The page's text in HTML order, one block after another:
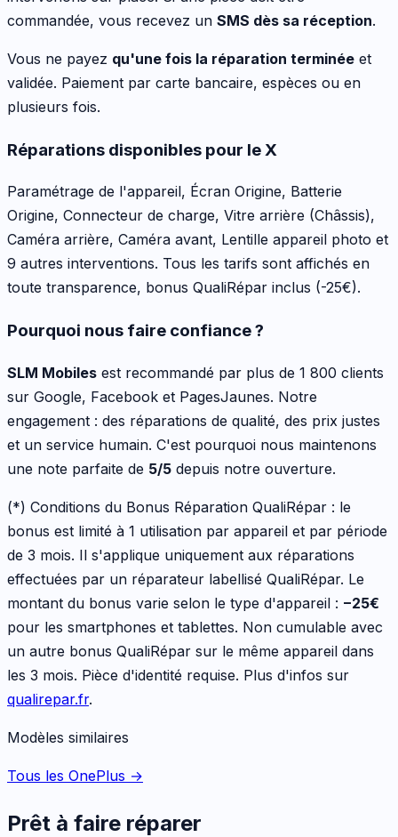
commandée, vous recevez un SMS dès sa réception.
Vous ne payez qu'une fois la réparation terminée et
validée. Paiement par carte bancaire, espèces ou en
plusieurs fois.
Réparations disponibles pour le X
Paramétrage de l'appareil, Écran Origine, Batterie
Origine, Connecteur de charge, Vitre arrière (Châssis),
Caméra arrière, Caméra avant, Lentille appareil photo et
9 autres interventions. Tous les tarifs sont affichés en
toute transparence, bonus QualiRépar inclus (-25€).
Pourquoi nous faire confiance ?
SLM Mobiles est recommandé par plus de 1 800 clients
sur Google, Facebook et PagesJaunes. Notre
engagement : des réparations de qualité, des prix justes
et un service humain. C'est pourquoi nous maintenons
une note parfaite de 5/5 depuis notre ouverture.
(*) Conditions du Bonus Réparation QualiRépar : le
bonus est limité à 1 utilisation par appareil et par période
de 3 mois. Il s'applique uniquement aux réparations
effectuées par un réparateur labellisé QualiRépar. Le
montant du bonus varie selon le type d'appareil : −25€
pour les smartphones et tablettes. Non cumulable avec
un autre bonus QualiRépar sur le même appareil dans
les 3 mois. Pièce d'identité requise. Plus d'infos sur
qualirepar.fr.
Modèles similaires
Tous les OnePlus →
Prêt à faire réparer